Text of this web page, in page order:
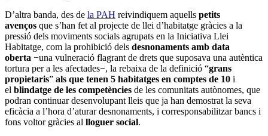
D’altra banda, des de la PAH reivindiquem aquells petits
avenços que s’han fet al projecte de llei d’habitatge gràcies a la
pressió dels moviments socials agrupats en la Iniciativa Llei
Habitatge, com la prohibició dels desnonaments amb data
oberta −una vulneració flagrant de drets que suposava una autèntica
tortura per a les afectades−, la rebaixa de la definició “grans
propietaris” als que tenen 5 habitatges en comptes de 10 i
el blindatge de les competències de les comunitats autònomes, que
podran continuar desenvolupant lleis que ja han demostrat la seva
eficàcia a l’hora d’aturar desnonaments, i corresponsabilitzar bancs i
fons voltor gràcies al lloguer social.